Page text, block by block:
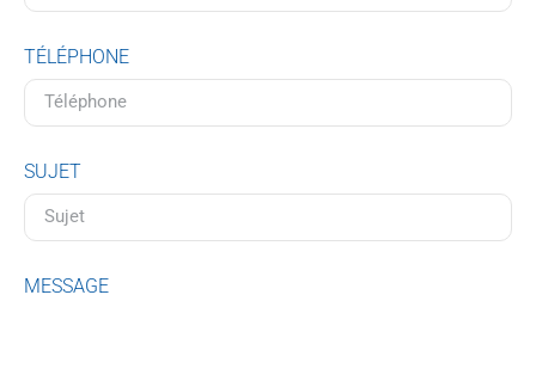
TÉLÉPHONE
SUJET
MESSAGE